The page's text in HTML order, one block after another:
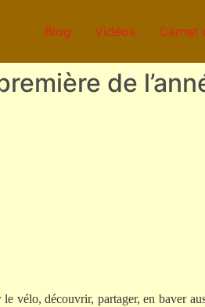
Blog Vidéos Carnet
de
vélo, découvrir, partager, en baver